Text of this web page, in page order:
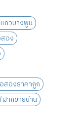
ถวบางพูน
อง
สองราคาถูก
ากขายบ้าน